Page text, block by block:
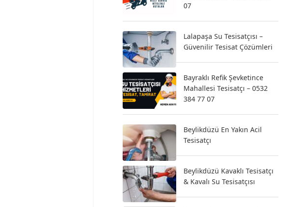
07
Lalapaşa Su Tesisatçısı –
Güvenilir Tesisat Çözümleri
Bayraklı Refik Şevketince
Mahallesi Tesisatçı – 0532
384 77 07
Beylikdüzü En Yakın Acil
Tesisatçı
Beylikdüzü Kavaklı Tesisatçı
& Kavalı Su Tesisatçısı